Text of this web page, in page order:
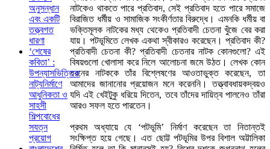
নাটকেও থাকতে পারে প্রতিবাদ, সেই প্রতিবাদ হতে পারে সমাজে
বিরাজিত ধর্মীয় ও সামাজিক সংকীর্ণতার বিরুদ্ধে। এমনকি ধর্মীয় বা
ভক্তিমূলক নাটকের মধ্য থেকেও প্রতিবাদী চেতনা খুঁজে বের করা
যায়। পটভূমিতে লেখক একথা স্বীকারও করেছেন। প্রতিবাদ কী?
প্রতিবাদী চেতনা কী? প্রতিবাদী চেতনার নাটক কোনগুলো? এই
বিষয়গুলো খোলাসা করে নিলে আলোচনা জমে উঠত। লেখক কোন
ধরনের নাটককে তাঁর বিশ্লেষণের আওতাভুক্ত করেছেন, তা
আমাদের জানানোর প্রয়োজন মনে করেননি। তত্ত্বাবধায়কদ্বয়ও
যদি এই খেইটুকু ধরিয়ে দিতেন, তবে তাঁদের দায়িত্ব পালনেও তাঁরা
আরও সফল হতে পারতেন।
প্রথম অধ্যায়ে যে ‘পটভূমি’ নির্মাণ করেছেন তা নিতান্তই
সংক্ষিপ্ত হয়ে গেছে। এত ছোট্ট পটভূমির উপর বিশাল অট্টালিকা
অনুসন্ধান
এবং একটি
তত্ত্বগত
ধারণা
‘শেষের
কবিতা’ :
উপন্যাসভিত্তিক
নাট্যনির্মাণে
আধুনিকতা ও
সাহসী
শিল্পবোধের
সযত্ন
প্রয়োগ